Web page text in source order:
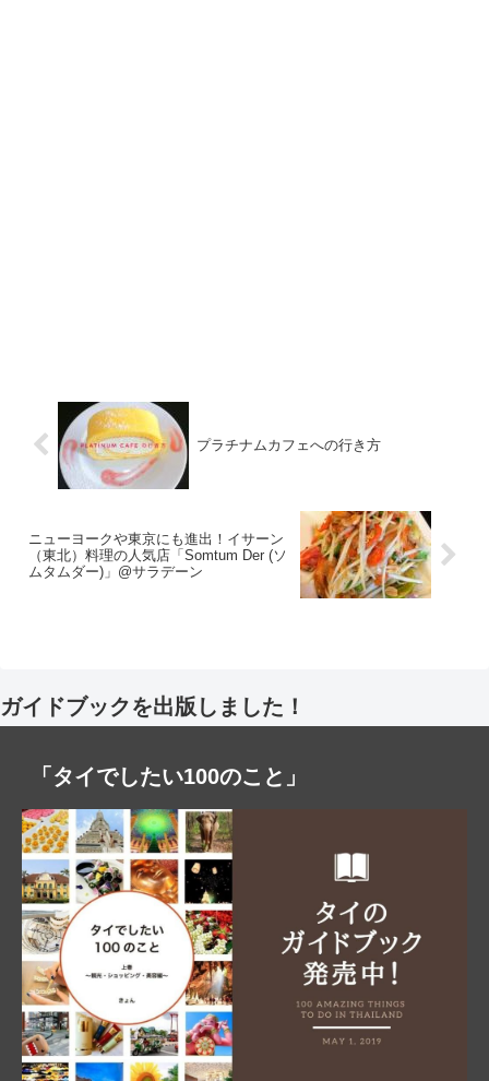
プラチナムカフェへの行き方
ニューヨークや東京にも進出！イサーン
（東北）料理の人気店「Somtum Der (ソ
ムタムダー)」@サラデーン
ガイドブックを出版しました！
「タイでしたい100のこと」